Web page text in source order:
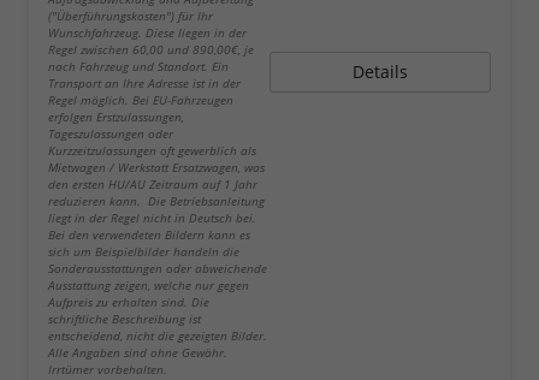
("Überführungskosten") für Ihr
Wunschfahrzeug. Diese liegen in der
Regel zwischen 60,00 und 890,00€, je
nach Fahrzeug und Standort. Ein
Transport an Ihre Adresse ist in der
Regel möglich. Bei EU-Fahrzeugen
erfolgen Erstzulassungen,
Tageszulassungen oder
Kurzzeitzulassungen oft gewerblich als
Mietwagen / Werkstatt Ersatzwagen, was
den ersten HU/AU Zeitraum auf 1 Jahr
reduzieren kann. Die Betriebsanleitung
liegt in der Regel nicht in Deutsch bei.
Bei den verwendeten Bildern kann es
sich um Beispielbilder handeln die
Sonderausstattungen oder abweichende
Ausstattung zeigen, welche nur gegen
Aufpreis zu erhalten sind. Die
schriftliche Beschreibung ist
entscheidend, nicht die gezeigten Bilder.
Alle Angaben sind ohne Gewähr.
Irrtümer vorbehalten.
Details